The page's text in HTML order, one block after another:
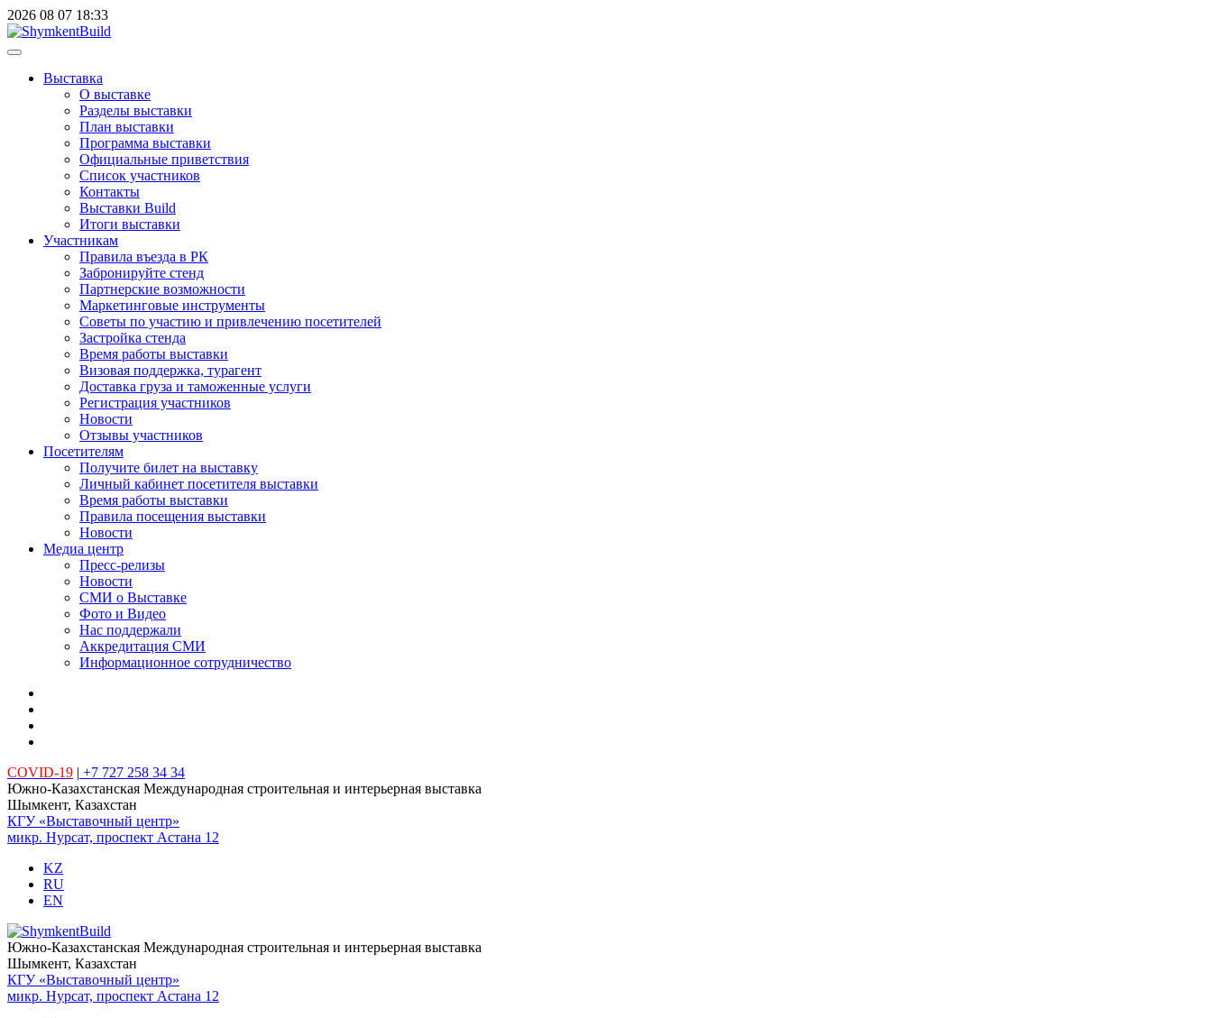
2026 08 07 18:33
Выставка
О выставке
Разделы выставки
План выставки
Программа выставки
Официальные приветствия
Cписок участников
Контакты
Выставки Build
Итоги выставки
Участникам
Правила въезда в РК
Забронируйте стенд
Партнерские возможности
Маркетинговые инструменты
Советы по участию и привлечению посетителей
Застройка стенда
Время работы выставки
Визовая поддержка, турагент
Доставка груза и таможенные услуги
Регистрация участников
Новости
Отзывы участников
Посетителям
Получите билет на выставку
Личный кабинет посетителя выставки
Время работы выставки
Правила посещения выставки
Новости
Медиа центр
Пресс-релизы
Новости
СМИ о Выставке
Фото и Видео
Нас поддержали
Аккредитация СМИ
Информационное сотрудничество
COVID-19 | +7 727 258 34 34
Южно-Казахстанская Международная строительная и интерьерная выставка
Шымкент, Казахстан
КГУ «Выставочный центр»
микр. Нурсат, проспект Астана 12
KZ
RU
EN
Южно-Казахстанская Международная строительная и интерьерная выставка
Шымкент, Казахстан
КГУ «Выставочный центр»
микр. Нурсат, проспект Астана 12